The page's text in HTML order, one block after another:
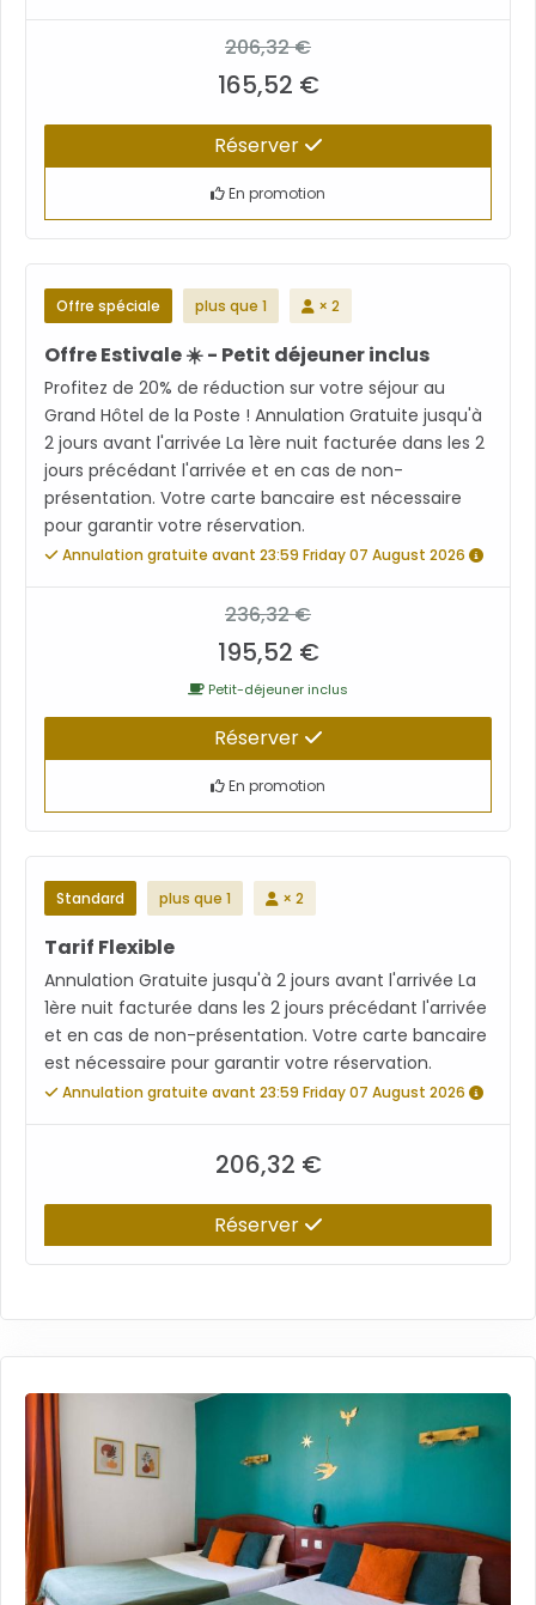
206,32 €
165,52 €
Réserver
En promotion
Offre spéciale plus que 1 × 2
Offre Estivale ☀️ - Petit déjeuner inclus
Profitez de 20% de réduction sur votre séjour au
Grand Hôtel de la Poste ! Annulation Gratuite jusqu'à
2 jours avant l'arrivée La 1ère nuit facturée dans les 2
jours précédant l'arrivée et en cas de non-
présentation. Votre carte bancaire est nécessaire
pour garantir votre réservation.
Annulation gratuite avant 23:59 Friday 07 August 2026
236,32 €
195,52 €
Petit-déjeuner inclus
Réserver
En promotion
Standard plus que 1 × 2
Tarif Flexible
Annulation Gratuite jusqu'à 2 jours avant l'arrivée La
1ère nuit facturée dans les 2 jours précédant l'arrivée
et en cas de non-présentation. Votre carte bancaire
est nécessaire pour garantir votre réservation.
Annulation gratuite avant 23:59 Friday 07 August 2026
206,32 €
Réserver